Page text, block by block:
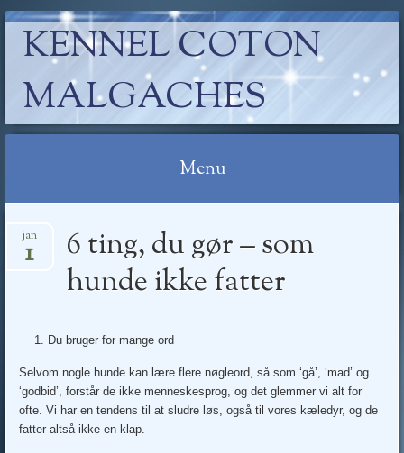
KENNEL COTON
MALGACHES
Menu
to
6 ting, du gør – som
hunde ikke fatter
jan
1
Du bruger for mange ord
Selvom nogle hunde kan lære flere nøgleord, så som ‘gå’, ‘mad’ og
‘godbid’, forstår de ikke menneskesprog, og det glemmer vi alt for
ofte. Vi har en tendens til at sludre løs, også til vores kæledyr, og de
fatter altså ikke en klap.